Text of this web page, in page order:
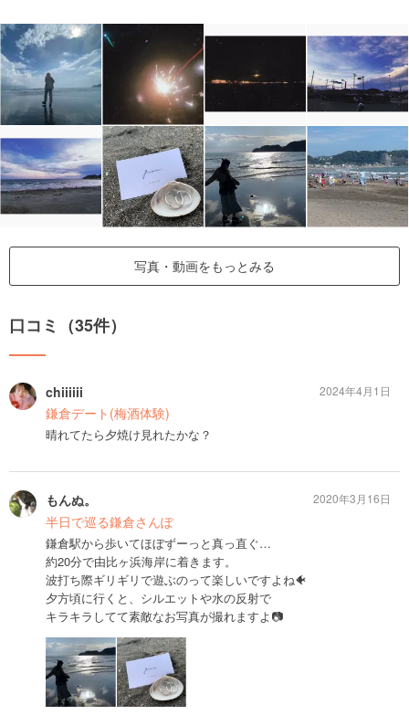
写真・動画をもっとみる
口コミ（35件）
chiiiiii
鎌倉デート(梅酒体験)
晴れてたら夕焼け見れたかな？
2024年4月1日
もんぬ。
半日で巡る鎌倉さんぽ
鎌倉駅から歩いてほぼずーっと真っ直ぐ…
約20分で由比ヶ浜海岸に着きます。
波打ち際ギリギリで遊ぶのって楽しいですよね🐠
夕方頃に行くと、シルエットや水の反射で
キラキラしてて素敵なお写真が撮れますよ📷
2020年3月16日